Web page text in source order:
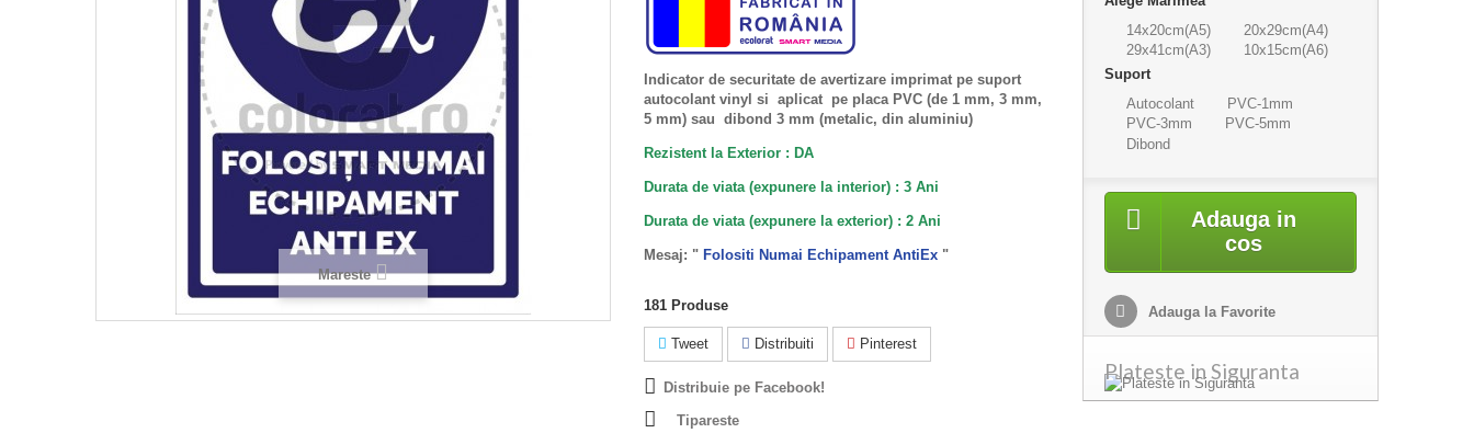
Mareste
Indicator de securitate de avertizare imprimat pe suport
autocolant vinyl si aplicat pe placa PVC (de 1 mm, 3 mm,
5 mm) sau dibond 3 mm (metalic, din aluminiu)
Rezistent la Exterior : DA
Durata de viata (expunere la interior) : 3 Ani
Durata de viata (expunere la exterior) : 2 Ani
Mesaj: " Folositi Numai Echipament AntiEx "
181 Produse
Tweet Distribuiti Pinterest
Distribuie pe Facebook!
Tipareste
14x20cm(A5)
20x29cm(A4)
29x41cm(A3)
10x15cm(A6)
Suport
Autocolant
PVC-1mm
PVC-3mm
PVC-5mm
Dibond
Adauga in
cos
Adauga la Favorite
Plateste in Siguranta